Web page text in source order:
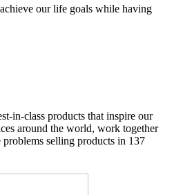
our life goals while having
in-class products that inspire our
around the world, work together
selling products in 137